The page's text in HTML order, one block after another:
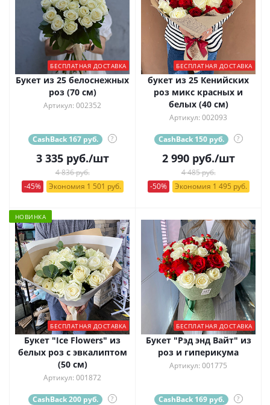
БЕСПЛАТНАЯ ДОСТАВКА
Букет из 25 белоснежных
роз (70 см)
Артикул: 002352
CashBack 167 руб. ?
3 335руб./шт
4 836 руб.
-45%
Экономия 1 501 руб.
БЕСПЛАТНАЯ ДОСТАВКА
букет из 25 Кенийских
роз микс красных и
белых (40 см)
Артикул: 002093
CashBack 150 руб. ?
2 990руб./шт
4 485 руб.
-50%
Экономия 1 495 руб.
НОВИНКА
БЕСПЛАТНАЯ ДОСТАВКА
Букет "Ice Flowers" из
белых роз с эвкалиптом
(50 см)
Артикул: 001872
CashBack 200 руб. ?
БЕСПЛАТНАЯ ДОСТАВКА
Букет "Рэд энд Вайт" из
роз и гиперикума
Артикул: 001775
CashBack 169 руб. ?